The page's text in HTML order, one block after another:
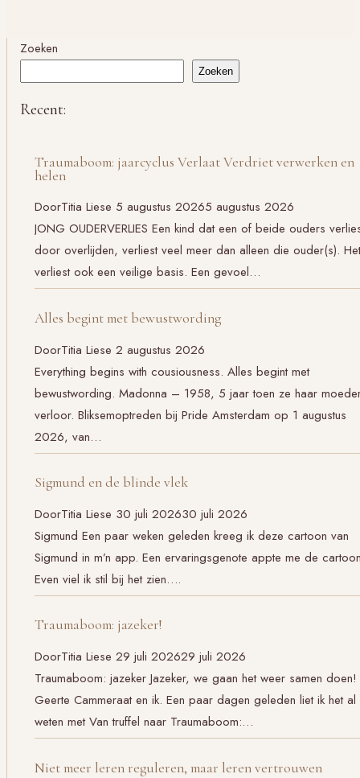
Zoeken
Zoeken
Recent:
Traumaboom: jaarcyclus Verlaat Verdriet verwerken en
helen
DoorTitia Liese 5 augustus 20265 augustus 2026
JONG OUDERVERLIES Een kind dat een of beide ouders
door overlijden, verliest veel meer dan alleen die ouder(s). Het
verliest ook een veilige basis. Een gevoel…
Alles begint met bewustwording
DoorTitia Liese 2 augustus 2026
Everything begins with cousiousness. Alles begint met
bewustwording. Madonna – 1958, 5 jaar toen ze haar
verloor. Bliksemoptreden bij Pride Amsterdam op 1 augustus
2026, van…
Sigmund en de blinde vlek
DoorTitia Liese 30 juli 202630 juli 2026
Sigmund Een paar weken geleden kreeg ik deze cartoon van
Sigmund in m’n app. Een ervaringsgenote appte me de
Even viel ik stil bij het zien….
Traumaboom: jazeker!
DoorTitia Liese 29 juli 202629 juli 2026
Traumaboom: jazeker Jazeker, we gaan het weer samen doen!
Geerte Cammeraat en ik. Een paar dagen geleden liet ik het al
weten met Van truffel naar Traumaboom:…
Niet meer leren reguleren, maar leren vertrouwen